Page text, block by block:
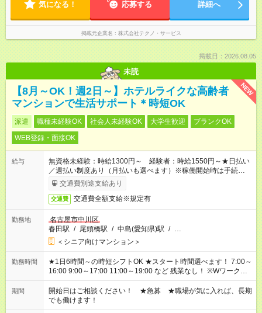
気になる！ 応募する 詳細へ
掲載元企業名 株式会社テクノ・サービス
掲載日：2026.08.05
未読
NEW
【8月～OK！週2日～】ホテルライクな高齢者
マンションで生活サポート＊時短OK
派遣 職種未経験OK 社会人未経験OK 大学生歓迎
ブランクOK
WEB登録・面接OK
給与
無資格未経験：時給1300円～ 経験者：時給1550円～★日払い
／週払い制度あり（月払いも選べます）※稼働開始時は手続き完
了次第のお支払いとなります。
交通費別途支給あり
交通費 交通費全額支給※規定有
勤務地
名古屋市中川区
春田駅 / 尾頭橋駅 / 中島(愛知県)駅 / …
＜シニア向けマンション＞
勤務時間
★1日6時間～の時短シフトOK ★スタート時間選べます！ 7:00～
16:00 9:00～17:00 11:00～19:00 など 残業なし！ ※Wワークの
場合、他のお仕事と合わせ週40時間超の就業はご案内できませ
ん ※法令に基づき、週20時間以上勤務は社会保険への加入対象
となります ※労働者派遣法（日雇い派遣の原則禁止）により、
短時間・短期間の就業はご案内が難しい場合があります
期間
開始日はご相談ください！ ★急募 ★職場が気に入れば、長期
でも働けます！